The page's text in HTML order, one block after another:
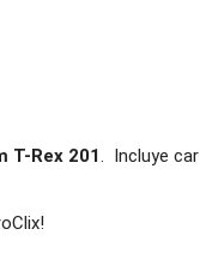
T-Rex 201. Incluye